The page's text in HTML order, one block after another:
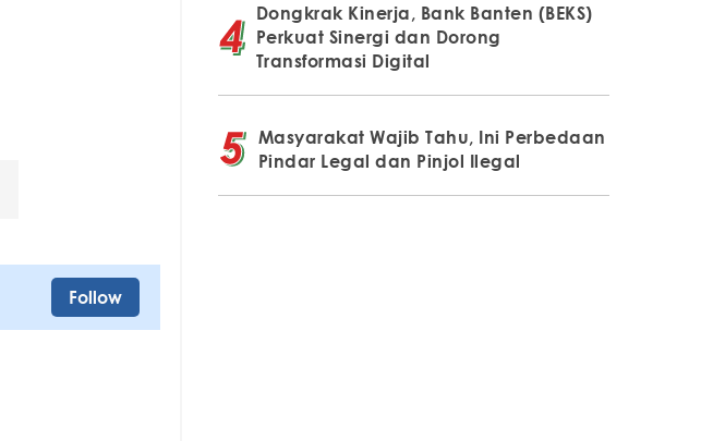
Follow
Dongkrak Kinerja, Bank Banten (BEKS)
Perkuat Sinergi dan Dorong
Transformasi Digital
Masyarakat Wajib Tahu, Ini Perbedaan
Pindar Legal dan Pinjol Ilegal